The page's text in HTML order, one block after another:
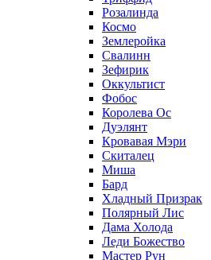
Розалинда
Космо
Землеройка
Свалинн
Зефирик
Оккультист
Фобос
Королева Ос
Дуэлянт
Кровавая Мэри
Скиталец
Миша
Бард
Хладный Призрак
Полярный Лис
Дама Холода
Леди Божество
Мастер Рун